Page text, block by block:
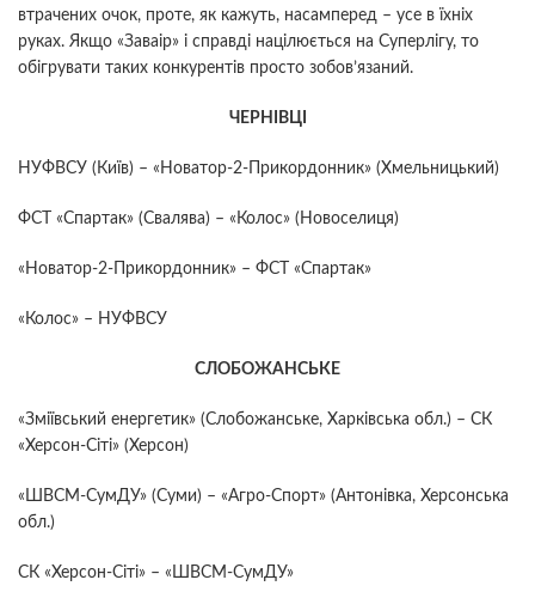
втрачених очок, проте, як кажуть, насамперед – усе в їхніх
руках. Якщо «Заваір» і справді націлюється на Суперлігу, то
обігрувати таких конкурентів просто зобов’язаний.
ЧЕРНІВЦІ
НУФВСУ (Київ) – «Новатор-2-Прикордонник» (Хмельницький)
ФСТ «Спартак» (Свалява) – «Колос» (Новоселиця)
«Новатор-2-Прикордонник» – ФСТ «Спартак»
«Колос» – НУФВСУ
СЛОБОЖАНСЬКЕ
«Зміївський енергетик» (Слобожанське, Харківська обл.) – СК
«Херсон-Сіті» (Херсон)
«ШВСМ-СумДУ» (Суми) – «Агро-Спорт» (Антонівка, Херсонська
обл.)
СК «Херсон-Сіті» – «ШВСМ-СумДУ»